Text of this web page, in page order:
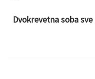
Dvokrevetna soba